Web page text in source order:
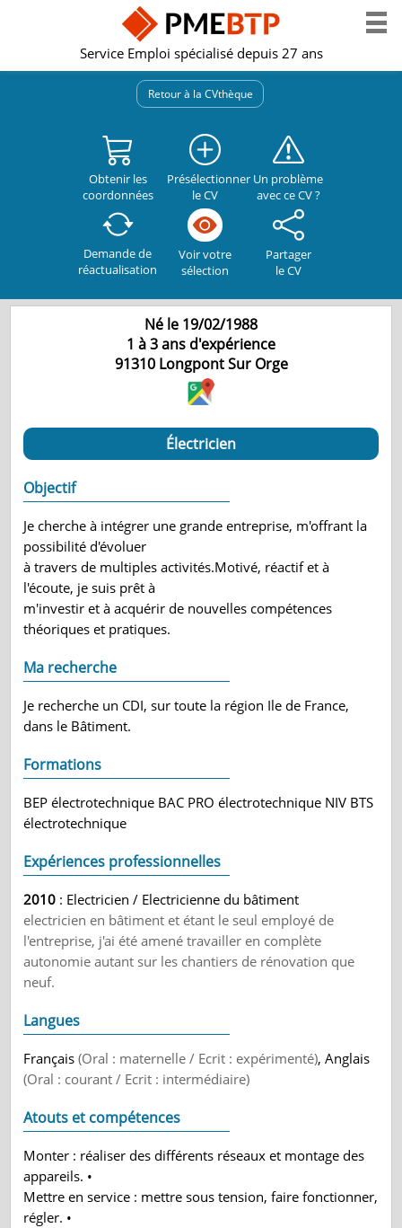
Service Emploi spécialisé depuis 27 ans
Retour à la CVthèque
Obtenir les
coordonnées
Présélectionner
le CV
Un problème
avec ce CV ?
Demande de
réactualisation
Voir votre
sélection
Partager
le CV
Né le 19/02/1988
1 à 3 ans d'expérience
91310 Longpont Sur Orge
Électricien
Objectif
Je cherche à intégrer une grande entreprise, m'offrant la
possibilité d'évoluer
à travers de multiples activités.Motivé, réactif et à
l'écoute, je suis prêt à
m'investir et à acquérir de nouvelles compétences
théoriques et pratiques.
Ma recherche
Je recherche un CDI, sur toute la région Ile de France,
dans le Bâtiment.
Formations
BEP électrotechnique BAC PRO électrotechnique NIV BTS
électrotechnique
Expériences professionnelles
2010 : Electricien / Electricienne du bâtiment
electricien en bâtiment et étant le seul employé de
l'entreprise, j'ai été amené travailler en complète
autonomie autant sur les chantiers de rénovation que
neuf.
Langues
Français(Oral : maternelle / Ecrit : expérimenté), Anglais
(Oral : courant / Ecrit : intermédiaire)
Atouts et compétences
Monter : réaliser des différents réseaux et montage des
appareils. •
Mettre en service : mettre sous tension, faire fonctionner,
régler. •